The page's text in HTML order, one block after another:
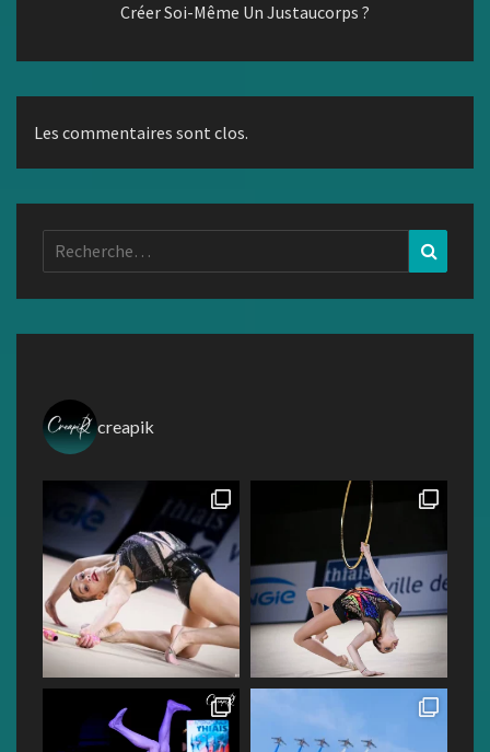
Créer Soi-Même Un Justaucorps ?
Les commentaires sont clos.
Rechercher :
creapik